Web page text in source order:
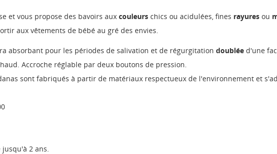
et vous propose des bavoirs aux couleurs chics ou acidulées, fines rayures ou
aux vêtements de bébé au gré des envies.
absorbant pour les périodes de salivation et de régurgitation doublée d'une
Accroche réglable par deux boutons de pression.
sont fabriqués à partir de matériaux respectueux de l'environnement et
jusqu'à 2 ans.